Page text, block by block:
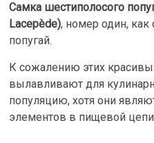
Самка шестиполосого
Lacepède), номер один, как
попугай.
К сожалению этих
вылавливают для
популяцию, хотя они
элементов в пищевой